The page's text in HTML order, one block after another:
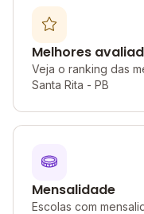
Melhores
Veja o ranking das
Santa Rita - PB
Mensalidade
Escolas com